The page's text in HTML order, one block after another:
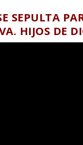
SEPULTA
HIJOS DE